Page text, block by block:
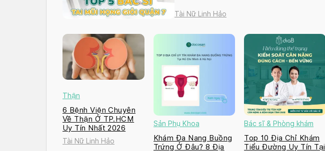
Tài Nữ Linh Hảo
Thận
6 Bệnh Viện Chuyên
Về Thận Ở TP.HCM
Uy Tín Nhất 2026
Tài Nữ Linh Hảo
Sản Phụ Khoa
Khám Đa Nang Buồng
Trứng Ở Đâu? 8 Địa
Bác sĩ & Phòng khám
Top 10 Địa Chỉ Khám
Tiểu Đường Uy Tín Tại